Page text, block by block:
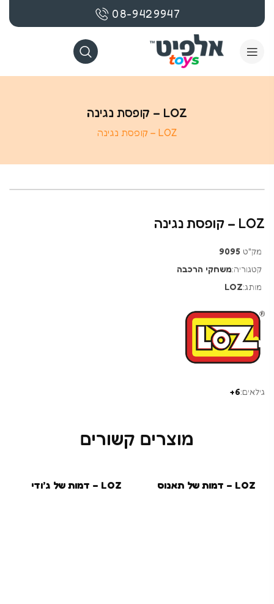
08-9429947
LOZ – קופסת נגינה
LOZ – קופסת נגינה
LOZ – קופסת נגינה
מק"ט 9095
קטגוריה:משחקי הרכבה
מותג:LOZ
גילאים:6+
מוצרים קשורים
LOZ – דמות של תאנוס LOZ – דמות של ג’ודי